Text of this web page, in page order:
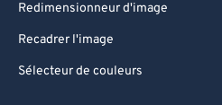
Redimensionneur d'image
Recadrer l'image
Sélecteur de couleurs